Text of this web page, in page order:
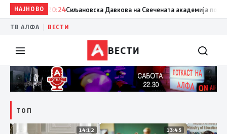
НАЈНОВО20:24Сиљановска Давкова на Свечената академија по
ТВ АЛФА ВЕСТИ
ВЕСТИ
ТОП
15:20 14:12 13:45